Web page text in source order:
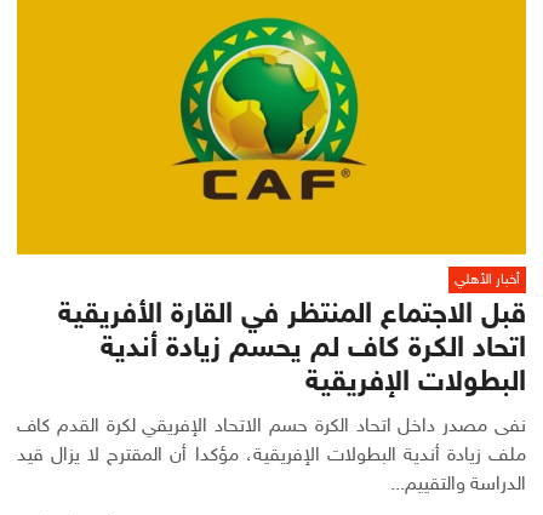
أخبار الأهلي
قبل الاجتماع المنتظر في القارة الأفريقية
اتحاد الكرة كاف لم يحسم زيادة أندية
البطولات الإفريقية
نفى مصدر داخل اتحاد الكرة حسم الاتحاد الإفريقي لكرة القدم كاف
ملف زيادة أندية البطولات الإفريقية، مؤكدا أن المقترح لا يزال قيد
الدراسة والتقييم...